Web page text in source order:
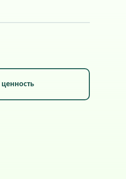
ценность